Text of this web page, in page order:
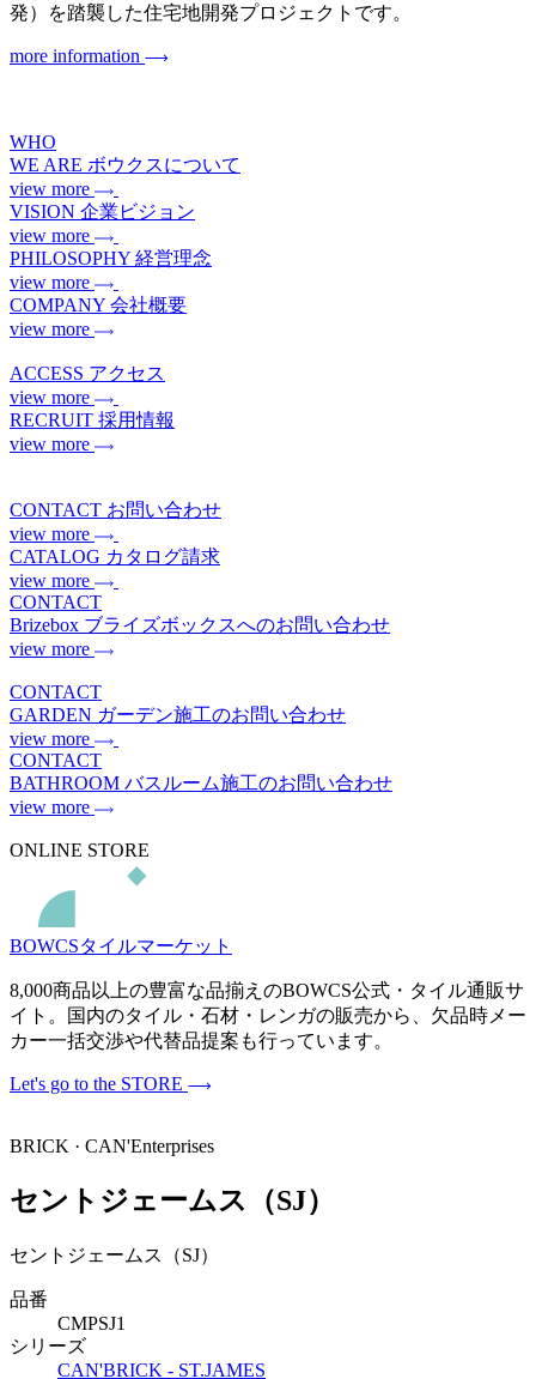
発）を踏襲した住宅地開発プロジェクトです。
more information
WHO
WE ARE ボウクスについて
view more
VISION 企業ビジョン
view more
PHILOSOPHY 経営理念
view more
COMPANY 会社概要
view more
ACCESS アクセス
view more
RECRUIT 採用情報
view more
CONTACT お問い合わせ
view more
CATALOG カタログ請求
view more
CONTACT
Brizebox ブライズボックスへのお問い合わせ
view more
CONTACT
GARDEN ガーデン施工のお問い合わせ
view more
CONTACT
BATHROOM バスルーム施工のお問い合わせ
view more
ONLINE STORE
BOWCSタイルマーケット
8,000商品以上の豊富な品揃えのBOWCS公式・タイル通販サ
イト。国内のタイル・石材・レンガの販売から、欠品時メー
カー一括交渉や代替品提案も行っています。
Let's go to the STORE
BRICK · CAN'Enterprises
セントジェームス（SJ）
セントジェームス（SJ）
品番
CMPSJ1
シリーズ
CAN'BRICK - ST.JAMES